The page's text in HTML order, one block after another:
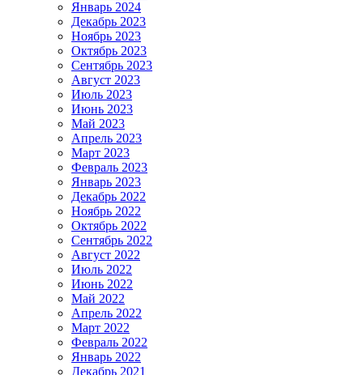
Январь 2024
Декабрь 2023
Ноябрь 2023
Октябрь 2023
Сентябрь 2023
Август 2023
Июль 2023
Июнь 2023
Май 2023
Апрель 2023
Март 2023
Февраль 2023
Январь 2023
Декабрь 2022
Ноябрь 2022
Октябрь 2022
Сентябрь 2022
Август 2022
Июль 2022
Июнь 2022
Май 2022
Апрель 2022
Март 2022
Февраль 2022
Январь 2022
Декабрь 2021